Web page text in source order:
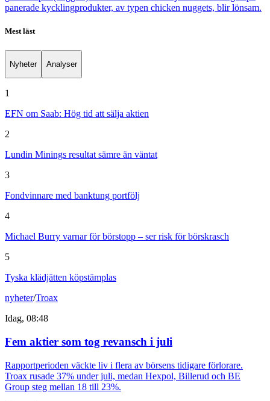
panerade kycklingprodukter, av typen chicken nuggets, blir lönsam.
Mest läst
Nyheter Analyser
1
EFN om Saab: Hög tid att sälja aktien
2
Lundin Minings resultat sämre än väntat
3
Fondvinnare med banktung portfölj
4
Michael Burry varnar för börstopp – ser risk för börskrasch
5
Tyska klädjätten köpstämplas
nyheter/Troax
Idag, 08:48
Fem aktier som tog revansch i juli
Rapportperioden väckte liv i flera av börsens tidigare förlorare.
Troax rusade 37% under juli, medan Hexpol, Billerud och BE
Group steg mellan 18 till 23%.